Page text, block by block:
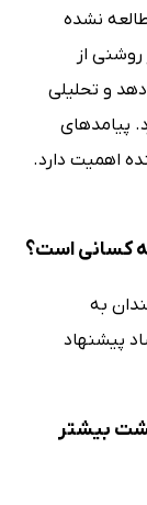
نشده
از
و تحلیلی
پیامدهای
اهمیت دارد.
کسانی است؟
به
پیشنهاد
بیشتر